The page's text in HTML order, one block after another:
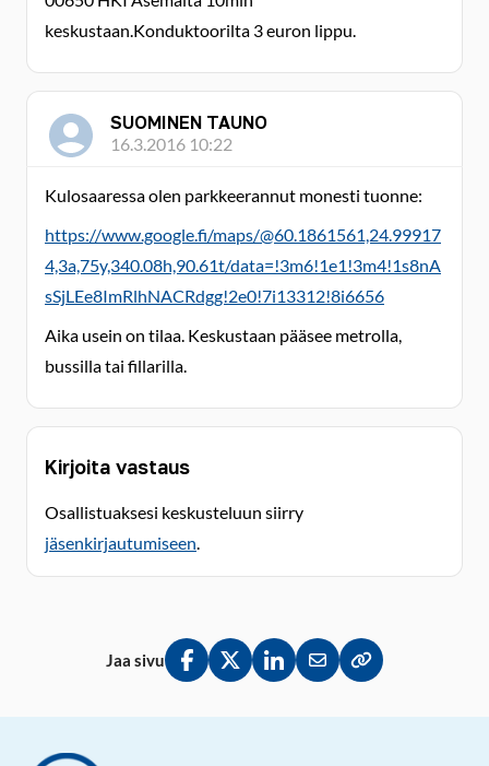
keskustaan.Konduktoorilta 3 euron lippu.
SUOMINEN TAUNO
16.3.2016 10:22
Kulosaaressa olen parkkeerannut monesti tuonne:
https://www.google.fi/maps/@60.1861561,24.99917
4,3a,75y,340.08h,90.61t/data=!3m6!1e1!3m4!1s8nA
sSjLEe8ImRlhNACRdgg!2e0!7i13312!8i6656
Aika usein on tilaa. Keskustaan pääsee metrolla,
bussilla tai fillarilla.
Kirjoita vastaus
Osallistuaksesi keskusteluun siirry
jäsenkirjautumiseen.
Jaa sivu
Jaa Facebookissa
Jaa Twitterissä
Jaa LinkedInissä
Jaa sähköpostitse
Kopioi linkki